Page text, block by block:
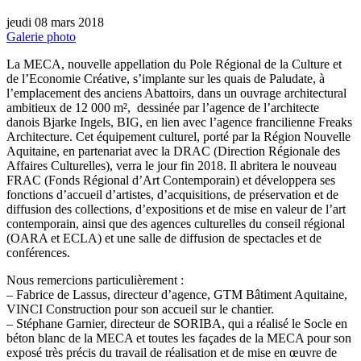
jeudi 08 mars 2018
Galerie photo
La MECA, nouvelle appellation du Pole Régional de la Culture et
de l’Economie Créative, s’implante sur les quais de Paludate, à
l’emplacement des anciens Abattoirs, dans un ouvrage architectural
ambitieux de 12 000 m², dessinée par l’agence de l’architecte
danois Bjarke Ingels, BIG, en lien avec l’agence francilienne Freaks
Architecture. Cet équipement culturel, porté par la Région Nouvelle
Aquitaine, en partenariat avec la DRAC (Direction Régionale des
Affaires Culturelles), verra le jour fin 2018. Il abritera le nouveau
FRAC (Fonds Régional d’Art Contemporain) et développera ses
fonctions d’accueil d’artistes, d’acquisitions, de préservation et de
diffusion des collections, d’expositions et de mise en valeur de l’art
contemporain, ainsi que des agences culturelles du conseil régional
(OARA et ECLA) et une salle de diffusion de spectacles et de
conférences.
Nous remercions particulièrement :
– Fabrice de Lassus, directeur d’agence, GTM Bâtiment Aquitaine,
VINCI Construction pour son accueil sur le chantier.
– Stéphane Garnier, directeur de SORIBA, qui a réalisé le Socle en
béton blanc de la MECA et toutes les façades de la MECA pour son
exposé très précis du travail de réalisation et de mise en œuvre de